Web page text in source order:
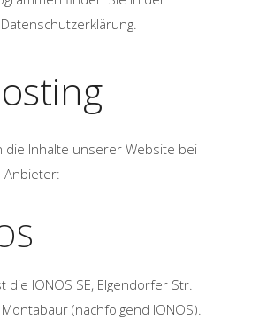
die Inhalte unserer Website bei
Anbieter:
die IONOS SE, Elgendorfer Str.
(nachfolgend IONOS).